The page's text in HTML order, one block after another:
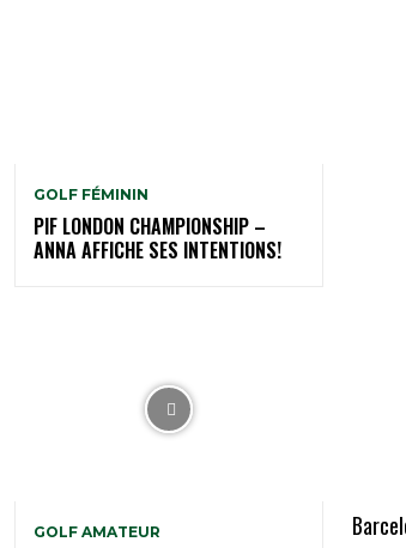
GOLF FÉMININ
PIF LONDON CHAMPIONSHIP –
ANNA AFFICHE SES INTENTIONS!
GOLF AMATEUR